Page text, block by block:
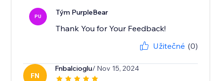
PU Tým PurpleBear
Thank You for Your Feedback!
Užitečné (0)
FN
Fnbalcioglu/ Nov 15, 2024